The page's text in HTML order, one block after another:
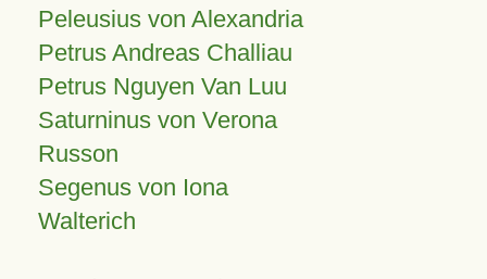
Peleusius von Alexandria
Petrus Andreas Challiau
Petrus Nguyen Van Luu
Saturninus von Verona
Russon
Segenus von Iona
Walterich